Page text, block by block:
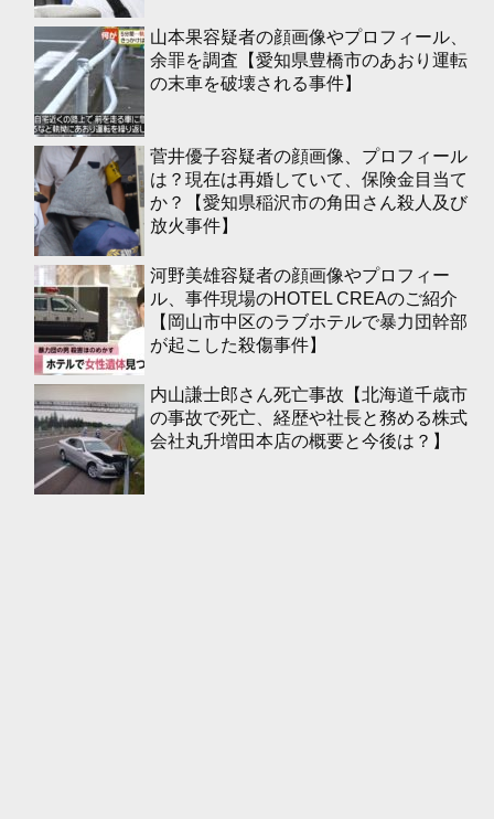
山本果容疑者の顔画像やプロフィール、
余罪を調査【愛知県豊橋市のあおり運転
の末車を破壊される事件】
菅井優子容疑者の顔画像、プロフィール
は？現在は再婚していて、保険金目当て
か？【愛知県稲沢市の角田さん殺人及び
放火事件】
河野美雄容疑者の顔画像やプロフィー
ル、事件現場のHOTEL CREAのご紹介
【岡山市中区のラブホテルで暴力団幹部
が起こした殺傷事件】
内山謙士郎さん死亡事故【北海道千歳市
の事故で死亡、経歴や社長と務める株式
会社丸升増田本店の概要と今後は？】